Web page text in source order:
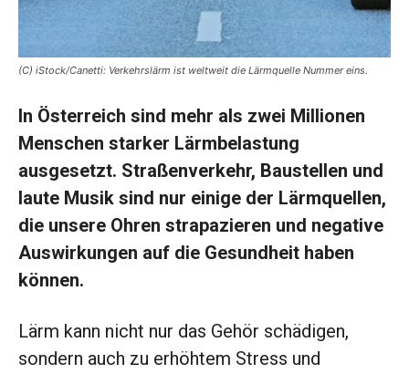
(C) iStock/Canetti: Verkehrslärm ist weltweit die Lärmquelle Nummer eins.
In Österreich sind mehr als zwei Millionen
Menschen starker Lärmbelastung
ausgesetzt. Straßenverkehr, Baustellen und
laute Musik sind nur einige der Lärmquellen,
die unsere Ohren strapazieren und negative
Auswirkungen auf die Gesundheit haben
können.
Lärm kann nicht nur das Gehör schädigen,
sondern auch zu erhöhtem Stress und